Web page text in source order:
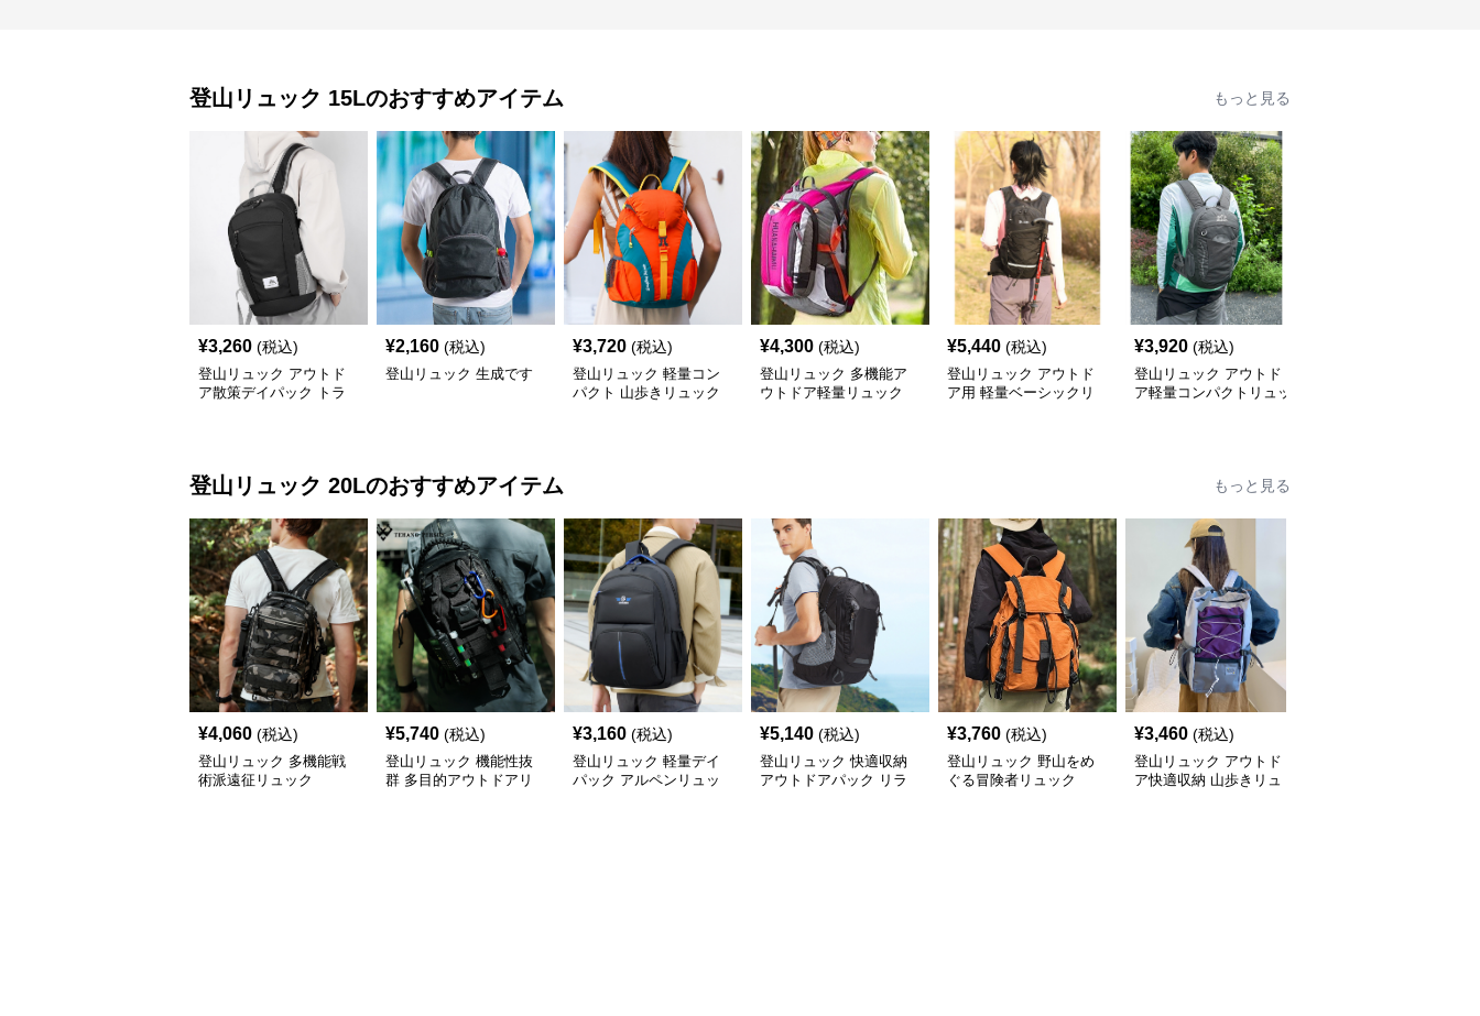
登山リュック 15Lのおすすめアイテム もっと見る
¥3,260 (税込)
登山リュック アウトド
ア散策デイパック トラ
¥2,160 (税込)
登山リュック 生成です
¥3,720 (税込)
登山リュック 軽量コン
パクト 山歩きリュック
¥4,300 (税込)
登山リュック 多機能ア
ウトドア軽量リュック
¥5,440 (税込)
登山リュック アウトド
ア用 軽量ベーシックリ
¥3,920 (税込)
登山リュック アウトド
ア軽量コンパクトリュッ
登山リュック 20Lのおすすめアイテム もっと見る
¥4,060 (税込)
登山リュック 多機能戦
術派遠征リュック
¥5,740 (税込)
登山リュック 機能性抜
群 多目的アウトドアリ
¥3,160 (税込)
登山リュック 軽量デイ
パック アルペンリュッ
¥5,140 (税込)
登山リュック 快適収納
アウトドアパック リラ
¥3,760 (税込)
登山リュック 野山をめ
ぐる冒険者リュック
¥3,460 (税込)
登山リュック アウトド
ア快適収納 山歩きリュ